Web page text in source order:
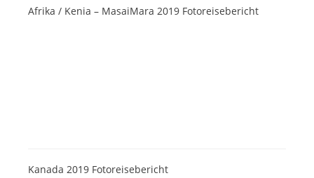
Afrika / Kenia – MasaiMara 2019 Fotoreisebericht
Kanada 2019 Fotoreisebericht